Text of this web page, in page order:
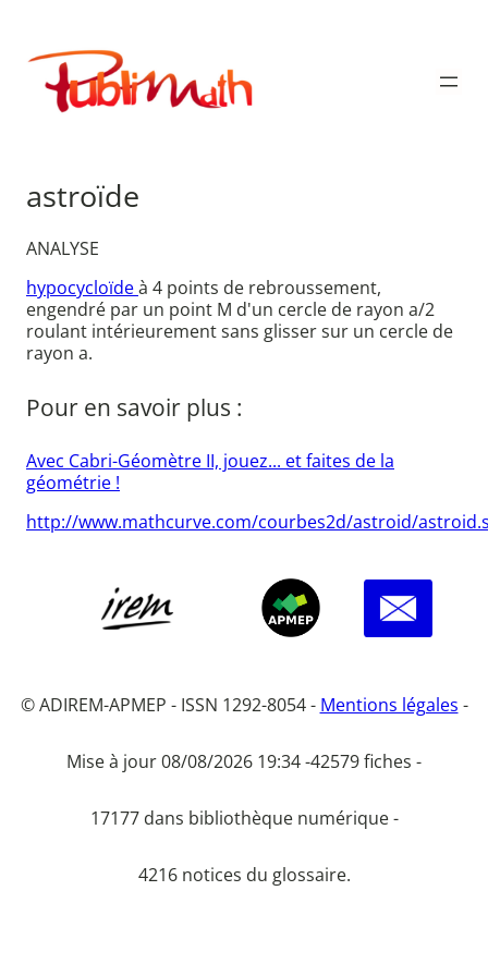
contenu
Publimath
astroïde
ANALYSE
hypocycloïdeà 4 points de rebroussement,
engendré par un point M d'un cercle de rayon a/2
roulant intérieurement sans glisser sur un cercle de
rayon a.
Pour en savoir plus :
Avec Cabri-Géomètre II, jouez... et faites de la
géométrie !
http://www.mathcurve.com/courbes2d/astroid/
© ADIREM-APMEP - ISSN 1292-8054 - Mentions légales -
Mise à jour 08/08/2026 19:34 -42579 fiches -
17177 dans bibliothèque numérique -
4216 notices du glossaire.